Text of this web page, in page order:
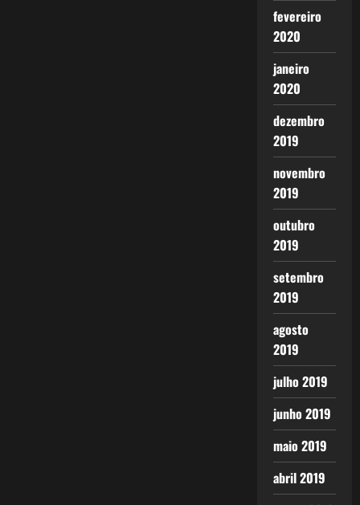
fevereiro
2020
janeiro
2020
dezembro
2019
novembro
2019
outubro
2019
setembro
2019
agosto
2019
julho 2019
junho 2019
maio 2019
abril 2019